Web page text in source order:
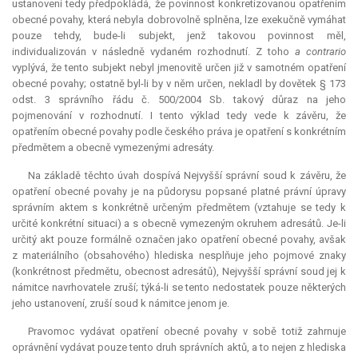
ustanovení tedy předpokládá, že povinnost konkretizovanou opatřením
obecné povahy, která nebyla dobrovolně splněna, lze exekučně vymáhat
pouze tehdy, bude-li subjekt, jenž takovou povinnost měl,
individualizován v následně vydaném rozhodnutí. Z toho a contrario
vyplývá, že tento subjekt nebyl jmenovitě určen již v samotném opatření
obecné povahy; ostatně byl-li by v něm určen, nekladl by dovětek § 173
odst. 3 správního řádu č. 500/2004 Sb. takový důraz na jeho
pojmenování v rozhodnutí. I tento výklad tedy vede k závěru, že
opatřením obecné povahy podle českého práva je opatření s konkrétním
předmětem a obecně vymezenými adresáty.
Na základě těchto úvah dospívá Nejvyšší správní soud k závěru, že
opatření obecné povahy je na půdorysu popsané platné právní úpravy
správním aktem s konkrétně určeným předmětem (vztahuje se tedy k
určité konkrétní situaci) a s obecně vymezeným okruhem adresátů. Je-li
určitý akt pouze formálně označen jako opatření obecné povahy, avšak
z materiálního (obsahového) hlediska nesplňuje jeho pojmové znaky
(konkrétnost předmětu, obecnost adresátů), Nejvyšší správní soud jej k
námitce navrhovatele zruší; týká-li se tento nedostatek pouze některých
jeho ustanovení, zruší soud k námitce jenom je.
Pravomoc vydávat opatření obecné povahy v sobě totiž zahrnuje
oprávnění vydávat pouze tento druh správních aktů, a to nejen z hlediska